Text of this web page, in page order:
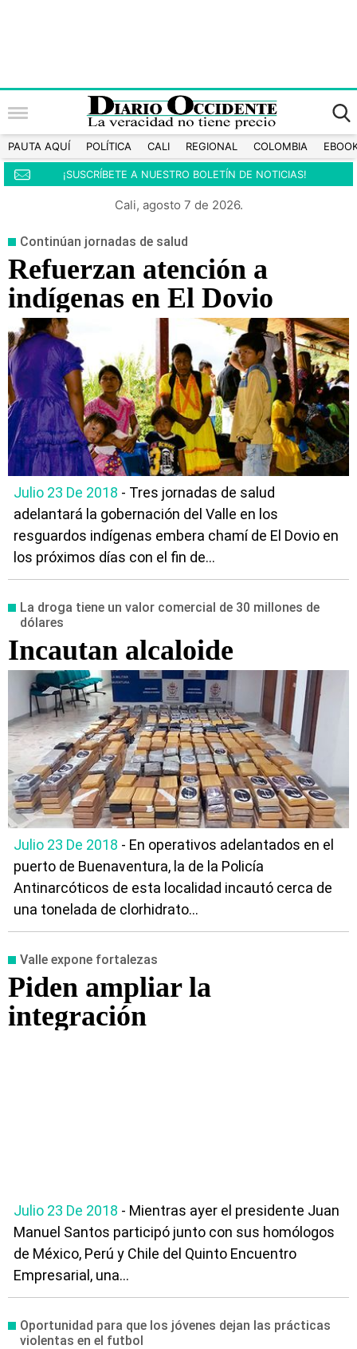
PAUTA AQUÍ POLÍTICA CALI REGIONAL COLOMBIA
¡SUSCRÍBETE A NUESTRO BOLETÍN DE NOTICIAS!
Cali, agosto 7 de 2026.
Continúan jornadas de salud
Refuerzan atención a
indígenas en El Dovio
Julio 23 De 2018 - Tres jornadas de salud
adelantará la gobernación del Valle en los
resguardos indígenas embera chamí de El Dovio en
los próximos días con el fin de...
La droga tiene un valor comercial de 30 millones de
dólares
Incautan alcaloide
Julio 23 De 2018 - En operativos adelantados en el
puerto de Buenaventura, la de la Policía
Antinarcóticos de esta localidad incautó cerca de
una tonelada de clorhidrato...
Valle expone fortalezas
Piden ampliar la
integración
Julio 23 De 2018 - Mientras ayer el presidente Juan
Manuel Santos participó junto con sus homólogos
de México, Perú y Chile del Quinto Encuentro
Empresarial, una...
Oportunidad para que los jóvenes dejan las prácticas
violentas en el futbol